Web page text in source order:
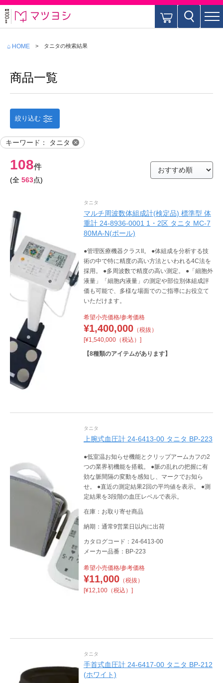
⌂ HOME タニタの検索結果
商品一覧
絞り込む
キーワード ： タニタ
108件
(全 563点)
タニタ
マルチ周波数体組成計(検定品) 標準型 体
重計 24-8936-0001 1・2区 タニタ MC-7
80MA-N(ポール)
●管理医療機器クラスII。 ●体組成を分析する技
術の中で特に精度の高い方法といわれる4C法を
採用。 ●多周波数で精度の高い測定。 ●「細胞外
液量」「細胞内液量」の測定や部位別体組成評
価も可能で、多様な場面でのご指導にお役立て
いただけます。
希望小売価格/参考価格
¥1,400,000（税抜）
[¥1,540,000（税込）]
【8種類のアイテムがあります】
タニタ
上腕式血圧計 24-6413-00 タニタ BP-223
●低室温お知らせ機能とクリップアームカフの2
つの業界初機能を搭載。 ●脈の乱れの把握に有
効な脈間隔の変動を感知し、マークでお知ら
せ。 ●直近の測定結果2回の平均値を表示。 ●測
定結果を3段階の血圧レベルで表示。
在庫：お取り寄せ商品
納期：通常9営業日以内に出荷
カタログコード：24-6413-00
メーカー品番：BP-223
希望小売価格/参考価格
¥11,000（税抜）
[¥12,100（税込）]
タニタ
手首式血圧計 24-6417-00 タニタ BP-212
(ホワイト)